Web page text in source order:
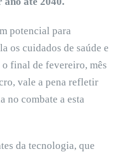
potencial para
os cuidados de saúde e
final de fevereiro, mês
vale a pena refletir
no combate a esta
da tecnologia, que